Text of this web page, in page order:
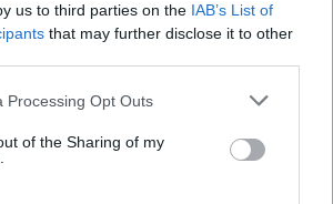
us to third parties on the IAB’s List of
that may further disclose it to other
Processing Opt Outs
of the Sharing of my
ζωή του Sylvester Stalone μέσα από τα